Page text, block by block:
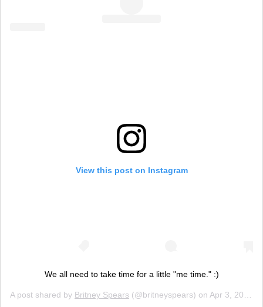
View this post on Instagram
We all need to take time for a little "me time." :)
A post shared by Britney Spears (@britneyspears) on Apr 3, 2019 at 12:30pm PDT